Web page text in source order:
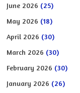
June 2026 (25)
May 2026 (18)
April 2026 (30)
March 2026 (30)
February 2026 (30)
January 2026 (26)